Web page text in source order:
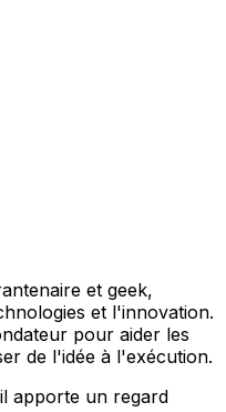
et geek,
et l'innovation.
pour aider les
de l'idée à l'exécution.
apporte un regard